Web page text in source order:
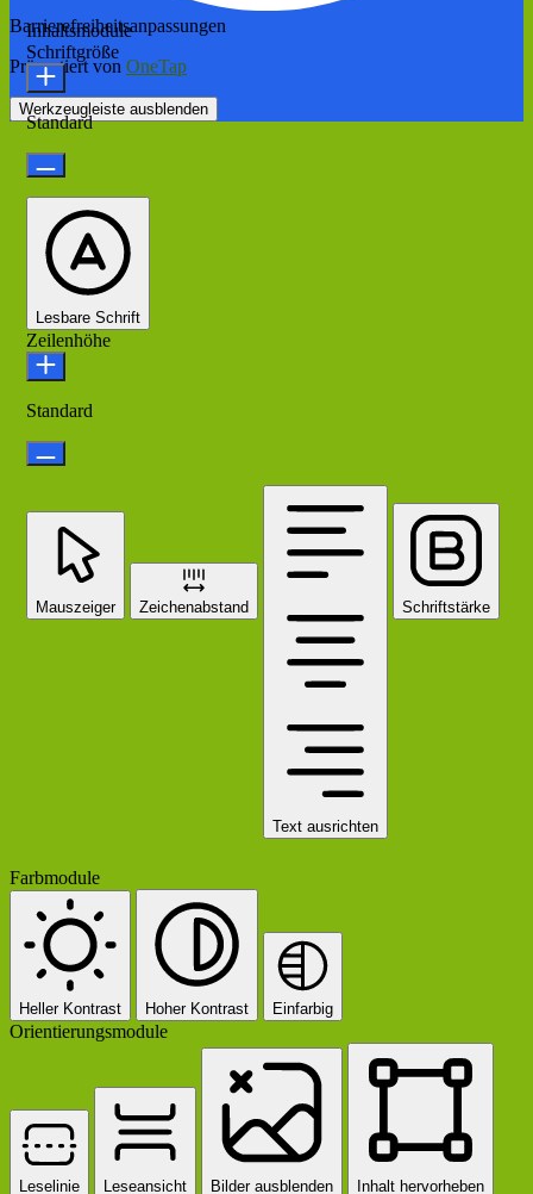
Barrierefreiheitsanpassungen
Präsentiert von OneTap
Werkzeugleiste ausblenden
Inhaltsmodule
Schriftgröße
Standard
Lesbare Schrift
Zeilenhöhe
Standard
Mauszeiger Zeichenabstand
Text ausrichten
Schriftstärke
Farbmodule
Heller Kontrast Hoher Kontrast Einfarbig
Orientierungsmodule
Leselinie Leseansicht Bilder ausblenden Inhalt hervorheben